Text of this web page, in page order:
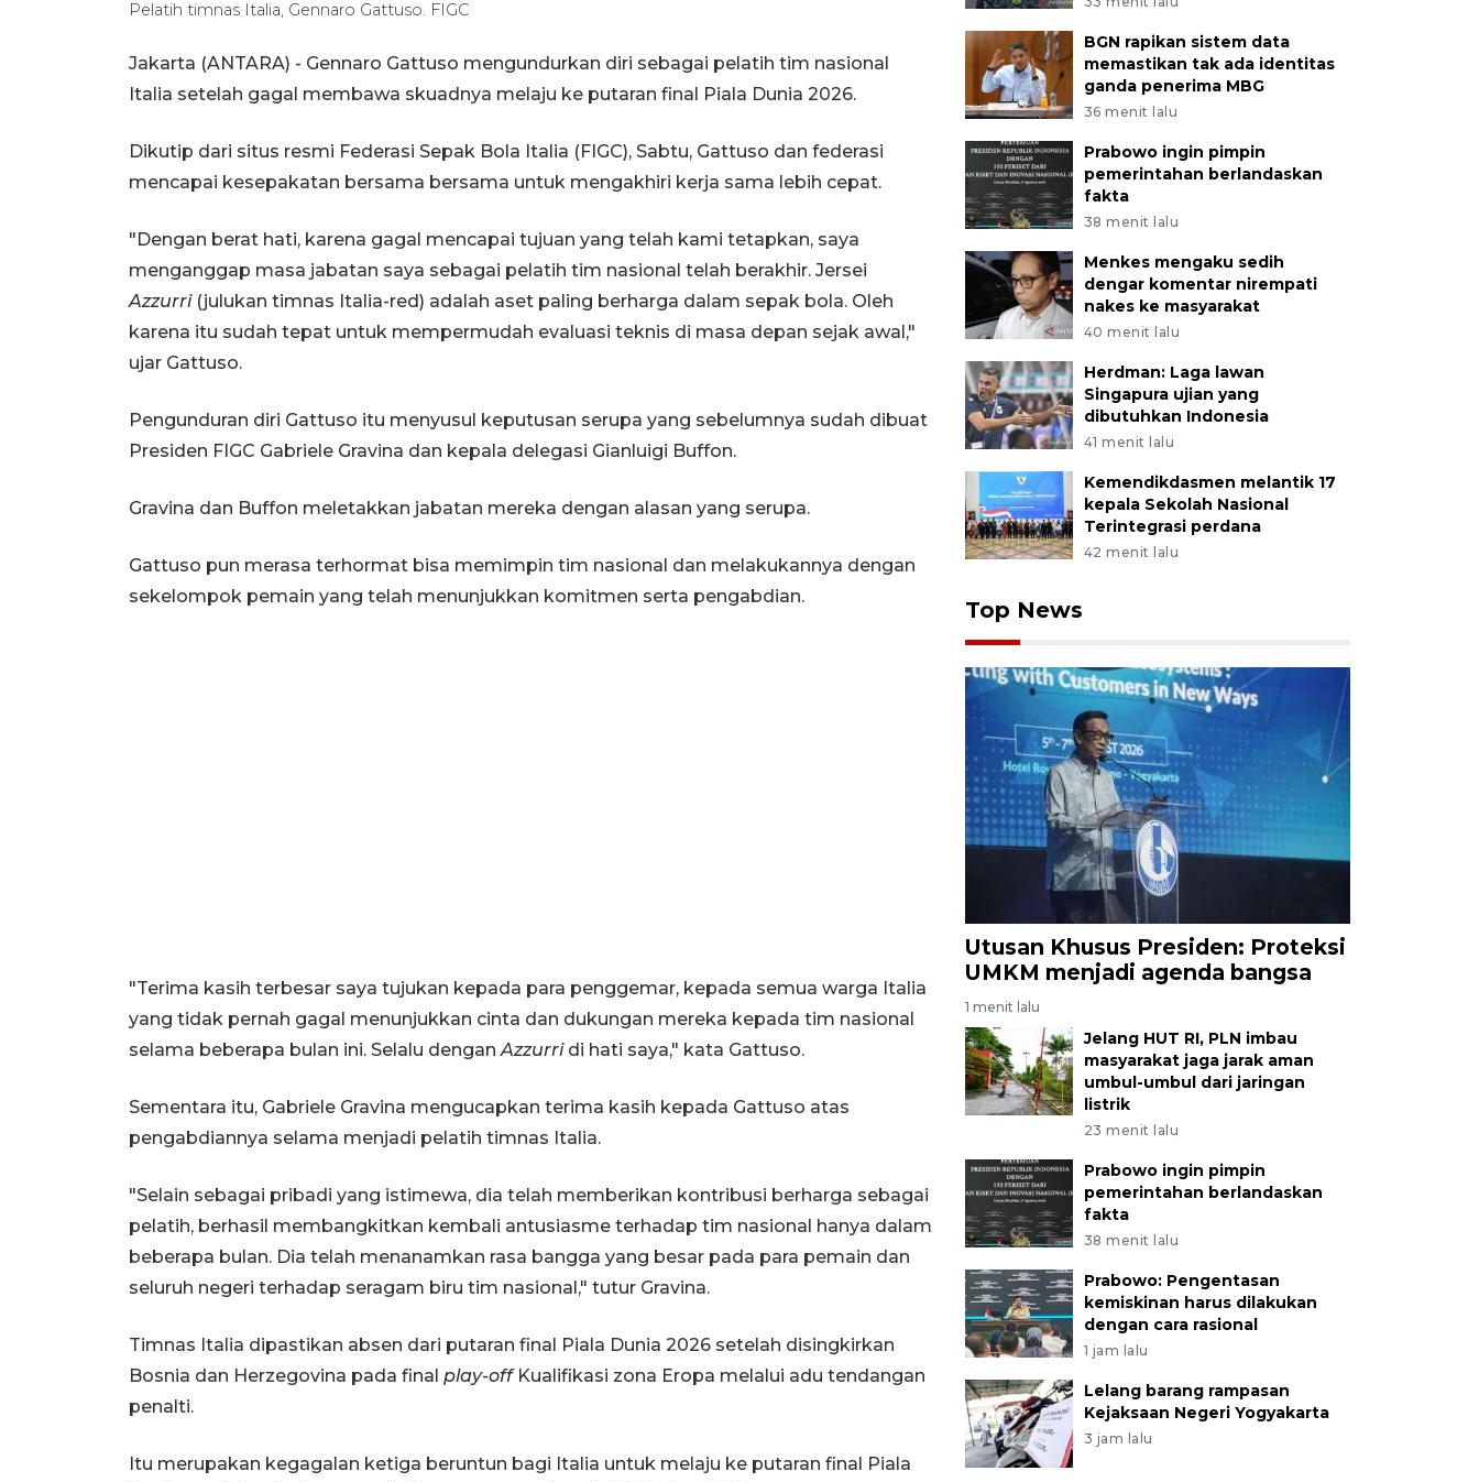
Pelatih timnas Italia, Gennaro Gattuso. FIGC
Jakarta (ANTARA) - Gennaro Gattuso mengundurkan diri sebagai pelatih tim nasional
Italia setelah gagal membawa skuadnya melaju ke putaran final Piala Dunia 2026.
Dikutip dari situs resmi Federasi Sepak Bola Italia (FIGC), Sabtu, Gattuso dan federasi
mencapai kesepakatan bersama bersama untuk mengakhiri kerja sama lebih cepat.
"Dengan berat hati, karena gagal mencapai tujuan yang telah kami tetapkan, saya
menganggap masa jabatan saya sebagai pelatih tim nasional telah berakhir. Jersei
Azzurri(julukan timnas Italia-red) adalah aset paling berharga dalam sepak bola. Oleh
karena itu sudah tepat untuk mempermudah evaluasi teknis di masa depan sejak awal,"
ujar Gattuso.
Pengunduran diri Gattuso itu menyusul keputusan serupa yang sebelumnya sudah dibuat
Presiden FIGC Gabriele Gravina dan kepala delegasi Gianluigi Buffon.
Gravina dan Buffon meletakkan jabatan mereka dengan alasan yang serupa.
Gattuso pun merasa terhormat bisa memimpin tim nasional dan melakukannya dengan
sekelompok pemain yang telah menunjukkan komitmen serta pengabdian.
"Terima kasih terbesar saya tujukan kepada para penggemar, kepada semua warga Italia
yang tidak pernah gagal menunjukkan cinta dan dukungan mereka kepada tim nasional
selama beberapa bulan ini. Selalu dengan Azzurridi hati saya," kata Gattuso.
Sementara itu, Gabriele Gravina mengucapkan terima kasih kepada Gattuso atas
pengabdiannya selama menjadi pelatih timnas Italia.
"Selain sebagai pribadi yang istimewa, dia telah memberikan kontribusi berharga sebagai
pelatih, berhasil membangkitkan kembali antusiasme terhadap tim nasional hanya dalam
beberapa bulan. Dia telah menanamkan rasa bangga yang besar pada para pemain dan
seluruh negeri terhadap seragam biru tim nasional," tutur Gravina.
Timnas Italia dipastikan absen dari putaran final Piala Dunia 2026 setelah disingkirkan
Bosnia dan Herzegovina pada final play-offKualifikasi zona Eropa melalui adu tendangan
penalti.
Itu merupakan kegagalan ketiga beruntun bagi Italia untuk melaju ke putaran final Piala
BGN rapikan sistem data
memastikan tak ada identitas
ganda penerima MBG
36 menit lalu
Prabowo ingin pimpin
pemerintahan berlandaskan
fakta
38 menit lalu
Menkes mengaku sedih
dengar komentar nirempati
nakes ke masyarakat
40 menit lalu
Herdman: Laga lawan
Singapura ujian yang
dibutuhkan Indonesia
41 menit lalu
Kemendikdasmen melantik 17
kepala Sekolah Nasional
Terintegrasi perdana
42 menit lalu
Top News
Utusan Khusus Presiden: Proteksi
UMKM menjadi agenda bangsa
1 menit lalu
Jelang HUT RI, PLN imbau
masyarakat jaga jarak aman
umbul-umbul dari jaringan
listrik
23 menit lalu
Prabowo ingin pimpin
pemerintahan berlandaskan
fakta
38 menit lalu
Prabowo: Pengentasan
kemiskinan harus dilakukan
dengan cara rasional
1 jam lalu
Lelang barang rampasan
Kejaksaan Negeri Yogyakarta
3 jam lalu